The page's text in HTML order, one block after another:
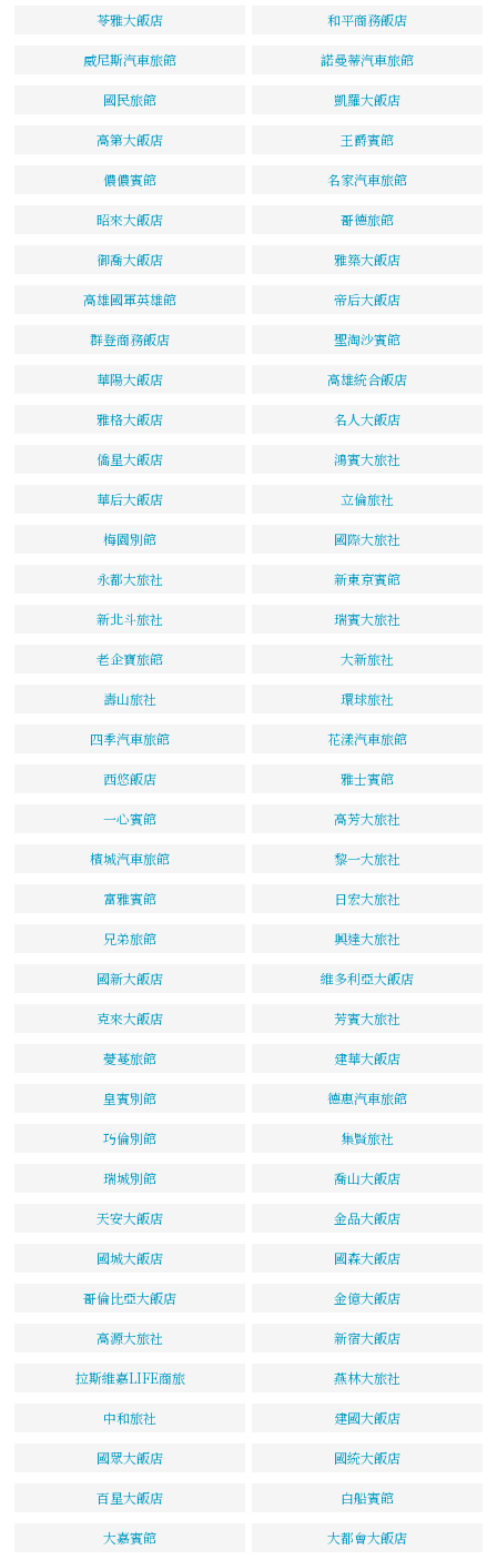
苓雅大飯店 和平商務飯店
威尼斯汽車旅館 諾曼蒂汽車旅館
國民旅館 凱羅大飯店
高第大飯店 王爵賓館
儂儂賓館 名家汽車旅館
昭來大飯店 哥德旅館
御喬大飯店 雅築大飯店
高雄國軍英雄館 帝后大飯店
群登商務飯店 聖淘沙賓館
華陽大飯店 高雄統合飯店
雅格大飯店 名人大飯店
僑星大飯店 鴻賓大旅社
華后大飯店 立倫旅社
梅園別館 國際大旅社
永都大旅社 新東京賓館
新北斗旅社 瑞賓大旅社
老企寶旅館 大新旅社
壽山旅社 環球旅社
四季汽車旅館 花漾汽車旅館
西悠飯店 雅士賓館
一心賓館 高芳大旅社
檳城汽車旅館 黎一大旅社
富雅賓館 日宏大旅社
兄弟旅館 興達大旅社
國新大飯店 維多利亞大飯店
克來大飯店 芳賓大旅社
薆蔓旅館 建華大飯店
皇賓別館 德惠汽車旅館
巧倫別館 集賢旅社
瑞城別館 喬山大飯店
天安大飯店 金品大飯店
國城大飯店 國森大飯店
哥倫比亞大飯店 金億大飯店
高源大旅社 新宿大飯店
拉斯維嘉LIFE商旅 燕林大旅社
中和旅社 建國大飯店
國眾大飯店 國統大飯店
百星大飯店 白船賓館
大嘉賓館 大都會大飯店